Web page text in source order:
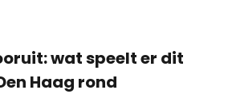
wat speelt er dit
Haag rond